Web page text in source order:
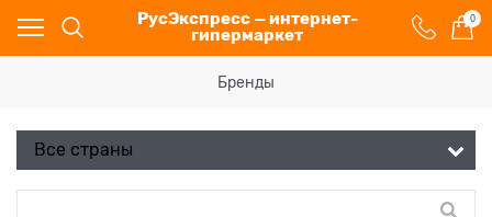
РусЭкспресс — интернет-
гипермаркет
0
Бренды